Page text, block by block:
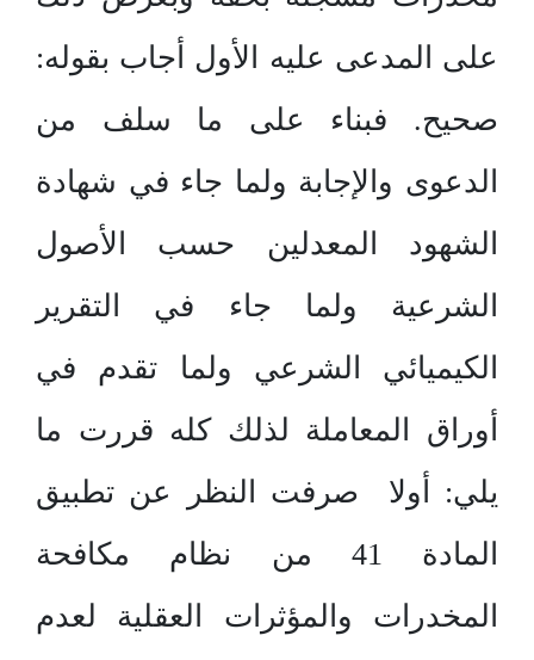
على المدعى عليه الأول أجاب بقوله:
صحيح. فبناء على ما سلف من
الدعوى والإجابة ولما جاء في شهادة
الشهود المعدلين حسب الأصول
الشرعية ولما جاء في التقرير
الكيميائي الشرعي ولما تقدم في
أوراق المعاملة لذلك كله قررت ما
يلي: أولا صرفت النظر عن تطبيق
المادة 41 من نظام مكافحة
المخدرات والمؤثرات العقلية لعدم